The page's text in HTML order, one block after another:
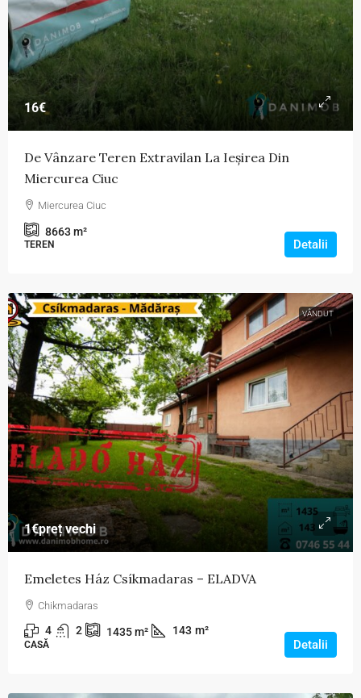
16€
De Vânzare Teren Extravilan La Ieșirea Din
Miercurea Ciuc
Miercurea Ciuc
8663m²
TEREN Detalii
VÂNDUT
1€preț vechi
Emeletes Ház Csíkmadaras – ELADVA
Chikmadaras
4 2 1435m² 143 m²
CASĂ Detalii